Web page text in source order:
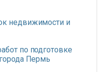
недвижимости и
по подготовке
Пермь